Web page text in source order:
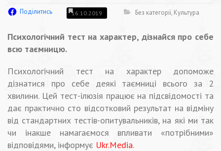
Поділитись 16.10.2019 Без категорії, Культура
Психологічний тест на характер, дізнайся про себе
всю таємницю.
Психологічний тест на характер допоможе
дізнатися про себе деякі таємниці всього за 2
хвилини. Цей тест-ілюзія працює на підсвідомості та
дає практично сто відсотковий результат на відміну
від стандартних тестів-опитувальників, на які ми так
чи інакше намагаємося впливати «потрібними»
відповідями, інформує Ukr.Media.